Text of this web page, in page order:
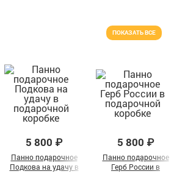
ПОКАЗАТЬ ВСЕ
5 800 ₽
Панно подарочное
Подкова на удачу в
5 800 ₽
Панно подарочное
Герб России в